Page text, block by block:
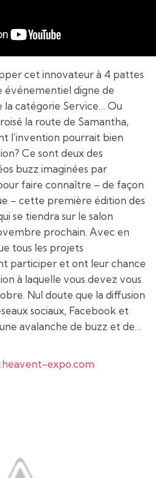
cet innovateur à 4 pattes
événementiel digne de
catégorie Service… Ou
la route de Samantha,
l’invention pourrait bien
Ce sont deux des
buzz imaginées par
faire connaître – de façon
– cette première édition des
se tiendra sur le salon
prochain. Avec en
tous les projets
participer et ont leur chance
à laquelle vous devez vous
Nul doute que la diffusion
sociaux, Facebook et
avalanche de buzz et de…
expo.com